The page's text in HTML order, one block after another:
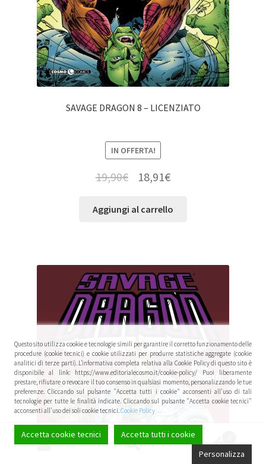
SAVAGE DRAGON 8 – LICENZIATO
IN OFFERTA!
19,90€ 18,91€
Aggiungi al carrello
Questo sito utilizza cookie e tecnologie simili per garantire il corretto funzionamento delle
procedure (cookie tecnici) e cookie utilizzati per produrre statistiche aggregate (cookie
analitici di terze parti). L’informativa completa relativa alla Cookie Policy di questo sito è
disponibile al link: https://www.editorialecosmo.it/cookie-policy/ Puoi liberamente
prestare, rifiutare o revocare il tuo consenso in qualsiasi momento, personalizzando le tue
preferenze. Cliccando sul pulsante "Accetta tutti i cookie" acconsenti all'uso di tali
tecnologie per tutte le finalità indicate. Cliccando sul pulsante "Accetta cookie tecnici"
acconsenti all'uso dei soli cookie tecnici.Cookie Policy
Accetta cookie tecnici
Accetta tutti i cookie
Personalizza